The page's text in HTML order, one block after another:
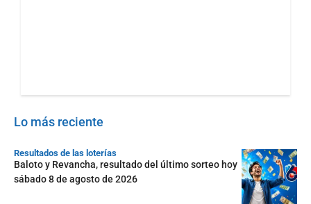
Lo más reciente
Resultados de las loterías
Baloto y Revancha, resultado del último sorteo hoy
sábado 8 de agosto de 2026